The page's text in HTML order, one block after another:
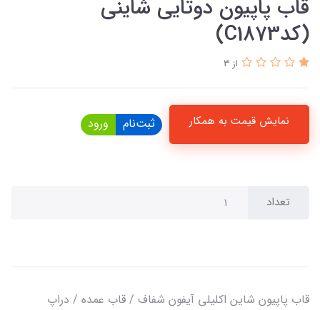
قاب پاپیون دوتایی شاینی
(کدC1873)
از 3
نمایش قیمت به همکار ثبت‌نام ورود
تعداد
قاب پاپیون شاین اکلیلی آیفون شفاف / قاب عمده / دراپ